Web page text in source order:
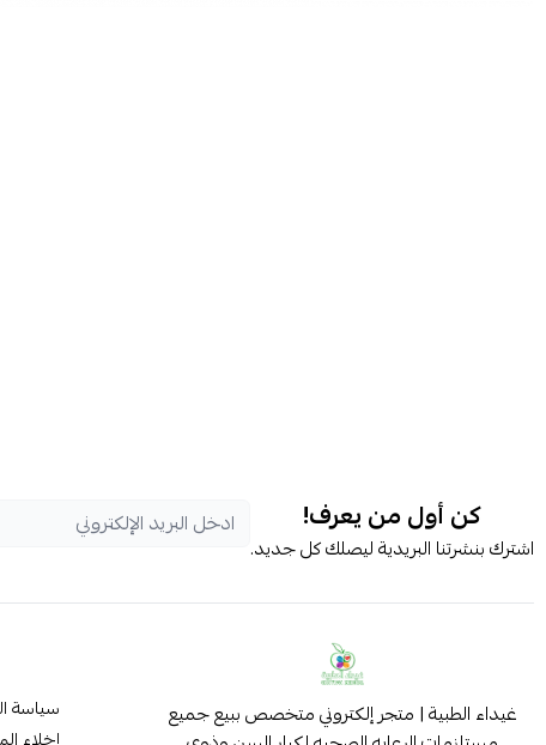
كن أول من يعرف!
اشترك بنشرتنا البريدية ليصلك كل جديد.
غيداء الطبية | متجر إلكتروني متخصص ببيع جميع
سياسة